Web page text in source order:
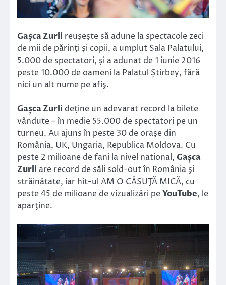
Gașca Zurli reuşeşte să adune la spectacole zeci
de mii de părinţi şi copii, a umplut Sala Palatului,
5.000 de spectatori, şi a adunat de 1 iunie 2016
peste 10.000 de oameni la Palatul Știrbey, fără
nici un alt nume pe afiş.
Gașca Zurli deține un adevarat record la bilete
vândute – în medie 55.000 de spectatori pe un
turneu. Au ajuns în peste 30 de oraşe din
România, UK, Ungaria, Republica Moldova. Cu
peste 2 milioane de fani la nivel national, Gașca
Zurli are record de săli sold-out în România şi
străinătate, iar hit-ul AM O CĂSUŢĂ MICĂ, cu
peste 45 de milioane de vizualizări peYouTube, le
aparţine.